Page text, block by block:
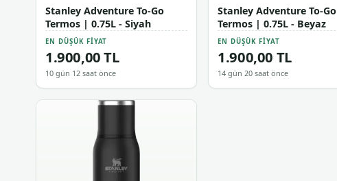
Stanley Adventure To-Go
Termos | 0.75L - Siyah
EN DÜŞÜK FIYAT
1.900,00 TL
10 gün 12 saat önce
Stanley Adventure To-Go
Termos | 0.75L - Beyaz
EN DÜŞÜK FIYAT
1.900,00 TL
14 gün 20 saat önce